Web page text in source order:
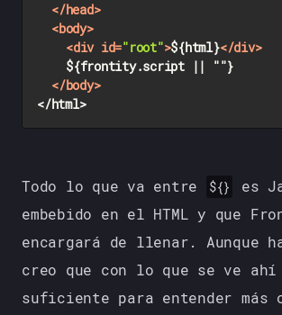
</head>
<body>
<div id="root">${html}</div>
</body>
</html>
Todo lo que va entre ${}
es
embebido en el HTML y que
encargará de llenar. Aunque
creo que con lo que se ve ahí
suficiente para entender más o